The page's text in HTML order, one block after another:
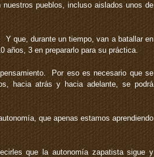
pueblos, incluso aislados unos de
que, durante un tiempo, van a batallar en
años, 3 en prepararlo para su práctica.
Por eso es necesario que se
hacia atrás y hacia adelante, se podrá
que apenas estamos aprendiendo
que la autonomía zapatista sigue y